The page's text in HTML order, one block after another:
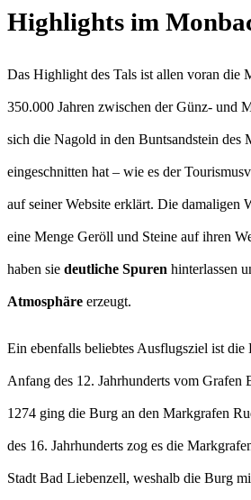
Highlights im
Das Highlight des Tals ist allen voran die
350.000 Jahren zwischen der Günz- und
sich die Nagold in den Buntsandstein des
eingeschnitten hat – wie es der
auf seiner Website erklärt. Die damaligen
eine Menge Geröll und Steine auf ihren
haben sie deutliche Spuren hinterlassen
Atmosphäre erzeugt.
Ein ebenfalls beliebtes Ausflugsziel ist
Anfang des 12. Jahrhunderts vom Grafen
1274 ging die Burg an den Markgrafen
des 16. Jahrhunderts zog es die
Stadt Bad Liebenzell, weshalb die Burg